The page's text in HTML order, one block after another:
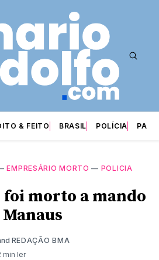
& FEITO BRASIL POLÍCIA
EMPRESÁRIO MORTO — POLICIA
morto a mando
REDAÇÃO BMA
min ler